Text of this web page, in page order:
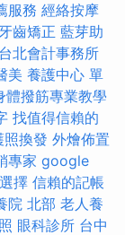
服務 經絡按摩
牙齒矯正 藍芽助
北會計事務所
美 養護中心 單
體撥筋專業教學
找值得信賴的
照換發 外燴佈置
專家 google
擇 信賴的記帳
院 北部 老人養
眼科診所 台中